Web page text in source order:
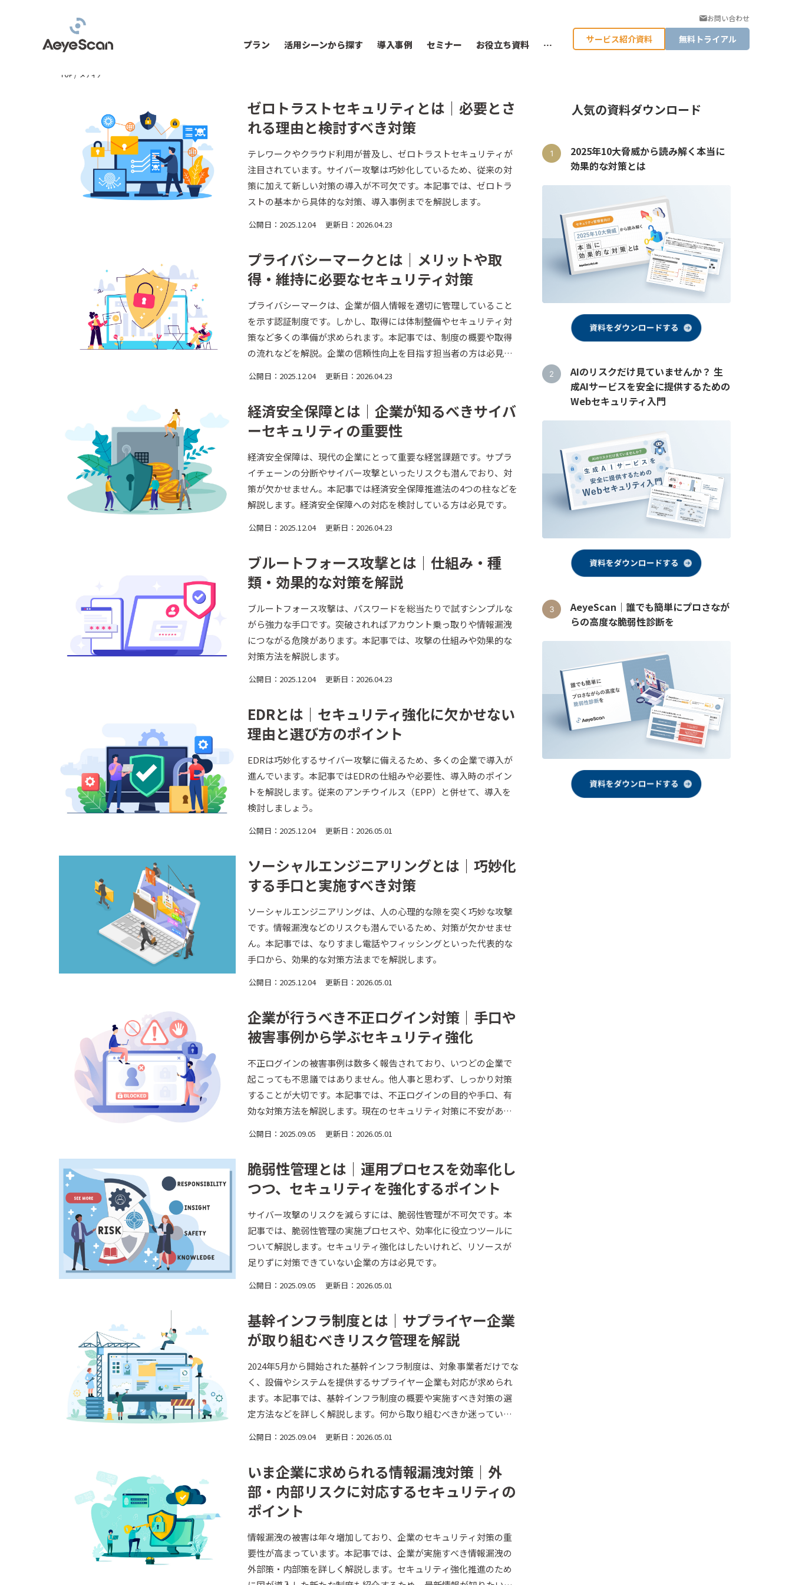
プラン 活用シーンから探す 導入事例 セミナー お役立ち資料 …
お問い合わせ
サービス紹介資料 無料トライアル
TOP / メディア
ゼロトラストセキュリティとは｜必要とさ
れる理由と検討すべき対策
テレワークやクラウド利用が普及し、ゼロトラストセキュリティが
注目されています。サイバー攻撃は巧妙化しているため、従来の対
策に加えて新しい対策の導入が不可欠です。本記事では、ゼロトラ
ストの基本から具体的な対策、導入事例までを解説します。
公開日：2025.12.04 更新日：2026.04.23
プライバシーマークとは｜メリットや取
得・維持に必要なセキュリティ対策
プライバシーマークは、企業が個人情報を適切に管理していること
を示す認証制度です。しかし、取得には体制整備やセキュリティ対
策など多くの準備が求められます。本記事では、制度の概要や取得
の流れなどを解説。企業の信頼性向上を目指す担当者の方は必見で
公開日：2025.12.04 更新日：2026.04.23
経済安全保障とは｜企業が知るべきサイバ
ーセキュリティの重要性
経済安全保障は、現代の企業にとって重要な経営課題です。サプラ
イチェーンの分断やサイバー攻撃といったリスクも潜んでおり、対
策が欠かせません。本記事では経済安全保障推進法の4つの柱などを
解説します。経済安全保障への対応を検討している方は必見です。
公開日：2025.12.04 更新日：2026.04.23
ブルートフォース攻撃とは｜仕組み・種
類・効果的な対策を解説
ブルートフォース攻撃は、パスワードを総当たりで試すシンプルな
がら強力な手口です。突破されればアカウント乗っ取りや情報漏洩
につながる危険があります。本記事では、攻撃の仕組みや効果的な
対策方法を解説します。
公開日：2025.12.04 更新日：2026.04.23
EDRとは｜セキュリティ強化に欠かせない
理由と選び方のポイント
EDRは巧妙化するサイバー攻撃に備えるため、多くの企業で導入が
進んでいます。本記事ではEDRの仕組みや必要性、導入時のポイン
トを解説します。従来のアンチウイルス（EPP）と併せて、導入を
検討しましょう。
公開日：2025.12.04 更新日：2026.05.01
ソーシャルエンジニアリングとは｜巧妙化
する手口と実施すべき対策
ソーシャルエンジニアリングは、人の心理的な隙を突く巧妙な攻撃
です。情報漏洩などのリスクも潜んでいるため、対策が欠かせませ
ん。本記事では、なりすまし電話やフィッシングといった代表的な
手口から、効果的な対策方法までを解説します。
公開日：2025.12.04 更新日：2026.05.01
企業が行うべき不正ログイン対策｜手口や
被害事例から学ぶセキュリティ強化
不正ログインの被害事例は数多く報告されており、いつどの企業で
起こっても不思議ではありません。他人事と思わず、しっかり対策
することが大切です。本記事では、不正ログインの目的や手口、有
効な対策方法を解説します。現在のセキュリティ対策に不安がある
公開日：2025.09.05 更新日：2026.05.01
脆弱性管理とは｜運用プロセスを効率化し
つつ、セキュリティを強化するポイント
サイバー攻撃のリスクを減らすには、脆弱性管理が不可欠です。本
記事では、脆弱性管理の実施プロセスや、効率化に役立つツールに
ついて解説します。セキュリティ強化はしたいけれど、リソースが
足りずに対策できていない企業の方は必見です。
公開日：2025.09.05 更新日：2026.05.01
基幹インフラ制度とは｜サプライヤー企業
が取り組むべきリスク管理を解説
2024年5月から開始された基幹インフラ制度は、対象事業者だけでな
く、設備やシステムを提供するサプライヤー企業も対応が求められ
ます。本記事では、基幹インフラ制度の概要や実施すべき対策の選
定方法などを詳しく解説します。何から取り組むべきか迷っている
公開日：2025.09.04 更新日：2026.05.01
いま企業に求められる情報漏洩対策｜外
部・内部リスクに対応するセキュリティの
ポイント
情報漏洩の被害は年々増加しており、企業のセキュリティ対策の重
要性が高まっています。本記事では、企業が実施すべき情報漏洩の
外部策・内部策を詳しく解説します。セキュリティ強化推進のため
人気の資料ダウンロード
2025年10大脅威から読み解く本当に
効果的な対策とは
AIのリスクだけ見ていませんか？ 生
成AIサービスを安全に提供するための
Webセキュリティ入門
AeyeScan｜誰でも簡単にプロさなが
らの高度な脆弱性診断を